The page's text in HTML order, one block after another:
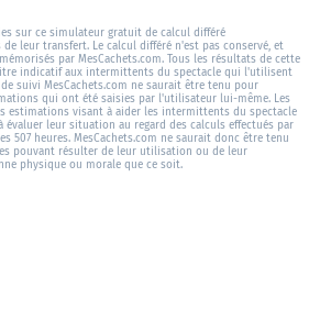
sur ce simulateur gratuit de calcul différé
leur transfert. Le calcul différé n'est pas conservé, et
par MesCachets.com. Tous les résultats de cette
indicatif aux intermittents du spectacle qui l'utilisent
suivi MesCachets.com ne saurait être tenu pour
qui ont été saisies par l'utilisateur lui-même. Les
estimations visant à aider les intermittents du spectacle
évaluer leur situation au regard des calculs effectués par
507 heures. MesCachets.com ne saurait donc être tenu
pouvant résulter de leur utilisation ou de leur
physique ou morale que ce soit.